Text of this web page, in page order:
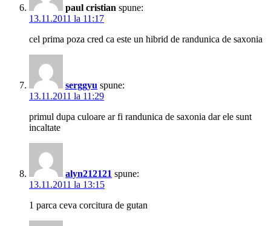
paul cristian spune:
13.11.2011 la 11:17
cel prima poza cred ca este un hibrid de randunica de saxonia
serggyu spune:
13.11.2011 la 11:29
primul dupa culoare ar fi randunica de saxonia dar ele sunt
incaltate
alyn212121 spune:
13.11.2011 la 13:15
1 parca ceva corcitura de gutan